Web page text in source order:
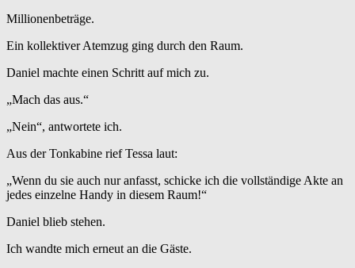
Millionenbeträge.
Ein kollektiver Atemzug ging durch den Raum.
Daniel machte einen Schritt auf mich zu.
„Mach das aus.“
„Nein“, antwortete ich.
Aus der Tonkabine rief Tessa laut:
„Wenn du sie auch nur anfasst, schicke ich die vollständige Akte an
jedes einzelne Handy in diesem Raum!“
Daniel blieb stehen.
Ich wandte mich erneut an die Gäste.